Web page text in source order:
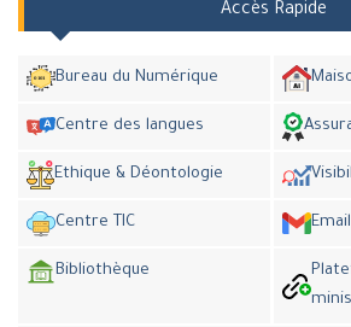
Accès Rapide
Bureau du Numérique
Centre des langues
Ethique & Déontologie
Centre TIC
Bibliothèque